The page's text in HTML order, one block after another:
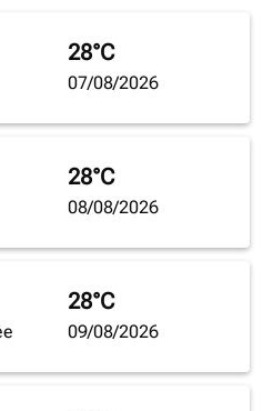
28°C
07/08/2026
28°C
08/08/2026
28°C
09/08/2026